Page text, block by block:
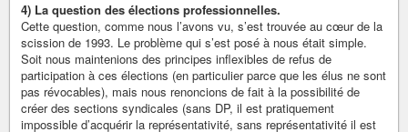
4) La question des élections professionnelles.
Cette question, comme nous l’avons vu, s’est trouvée au cœur de la
scission de 1993. Le problème qui s’est posé à nous était simple.
Soit nous maintenions des principes inflexibles de refus de
participation à ces élections (en particulier parce que les élus ne sont
pas révocables), mais nous renoncions de fait à la possibilité de
créer des sections syndicales (sans DP, il est pratiquement
impossible d’acquérir la représentativité, sans représentativité il est